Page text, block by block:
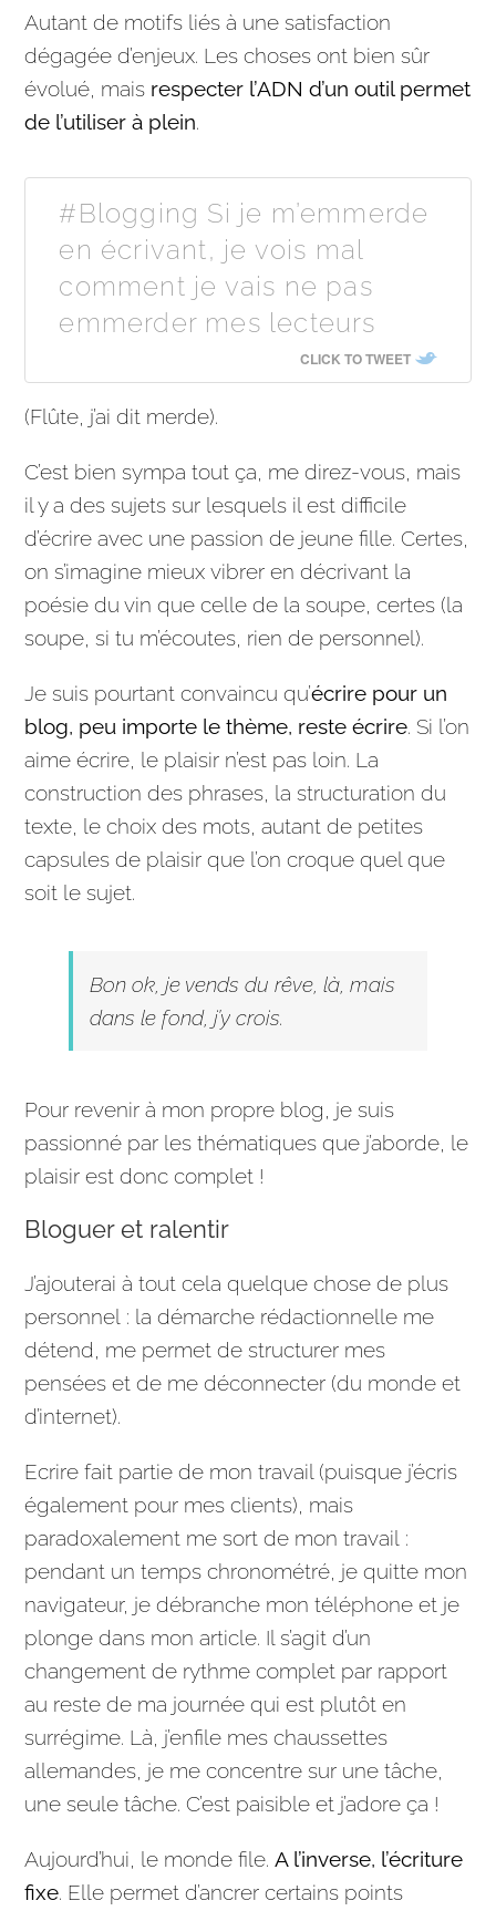
Autant de motifs liés à une satisfaction
dégagée d’enjeux. Les choses ont bien sûr
évolué, mais respecter l’ADN d’un outil permet
de l’utiliser à plein.
#Blogging Si je m’emmerde
en écrivant, je vois mal
comment je vais ne pas
emmerder mes lecteurs
CLICK TO TWEET
(Flûte, j’ai dit merde).
C’est bien sympa tout ça, me direz-vous, mais
il y a des sujets sur lesquels il est difficile
d’écrire avec une passion de jeune fille. Certes,
on s’imagine mieux vibrer en décrivant la
poésie du vin que celle de la soupe, certes (la
soupe, si tu m’écoutes, rien de personnel).
Je suis pourtant convaincu qu’écrire pour un
blog, peu importe le thème, reste écrire. Si l’on
aime écrire, le plaisir n’est pas loin. La
construction des phrases, la structuration du
texte, le choix des mots, autant de petites
capsules de plaisir que l’on croque quel que
soit le sujet.
Bon ok, je vends du rêve, là, mais
dans le fond, j’y crois.
Pour revenir à mon propre blog, je suis
passionné par les thématiques que j’aborde, le
plaisir est donc complet !
Bloguer et ralentir
J’ajouterai à tout cela quelque chose de plus
personnel : la démarche rédactionnelle me
détend, me permet de structurer mes
pensées et de me déconnecter (du monde et
d’internet).
Ecrire fait partie de mon travail (puisque j’écris
également pour mes clients), mais
paradoxalement me sort de mon travail :
pendant un temps chronométré, je quitte mon
navigateur, je débranche mon téléphone et je
plonge dans monarticle. Il s’agit d’un
changement de rythme complet par rapport
au reste de ma journée qui est plutôt en
surrégime. Là, j’enfile mes chaussettes
allemandes, je me concentre sur une tâche,
une seule tâche. C’est paisible et j’adore ça !
Aujourd’hui, le monde file.A l’inverse, l’écriture
fixe. Elle permet d’ancrer certains points